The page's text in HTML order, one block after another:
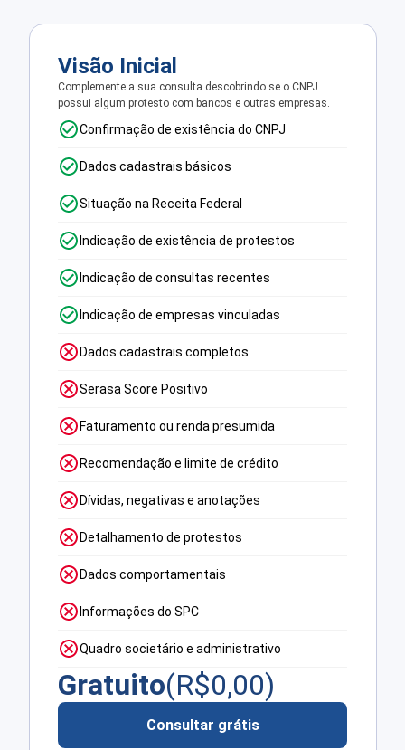
Visão Inicial
Complemente a sua consulta descobrindo se o CNPJ
possui algum protesto com bancos e outras empresas.
Confirmação de existência do CNPJ
Dados cadastrais básicos
Situação na Receita Federal
Indicação de existência de protestos
Indicação de consultas recentes
Indicação de empresas vinculadas
Dados cadastrais completos
Serasa Score Positivo
Faturamento ou renda presumida
Recomendação e limite de crédito
Dívidas, negativas e anotações
Detalhamento de protestos
Dados comportamentais
Informações do SPC
Quadro societário e administrativo
Gratuito(R$0,00)
Consultar grátis